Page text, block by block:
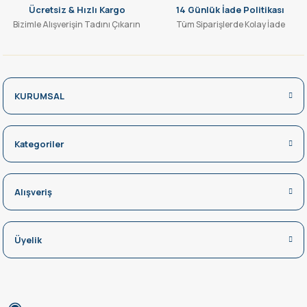
Ücretsiz & Hızlı Kargo
Bizimle Alışverişin Tadını Çıkarın
14 Günlük İade Politikası
Tüm Siparişlerde Kolay İade
KURUMSAL
Kategoriler
Alışveriş
Üyelik